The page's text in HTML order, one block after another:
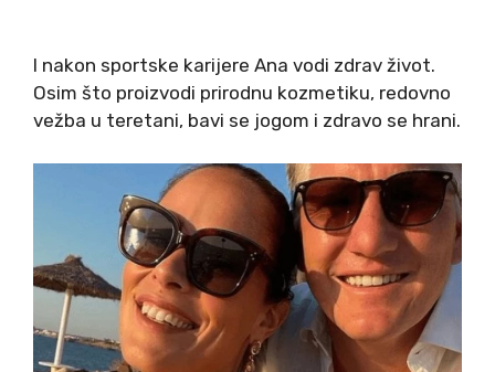
I nakon sportske karijere Ana vodi zdrav život.
Osim što proizvodi prirodnu kozmetiku, redovno
vežba u teretani, bavi se jogom i zdravo se hrani.